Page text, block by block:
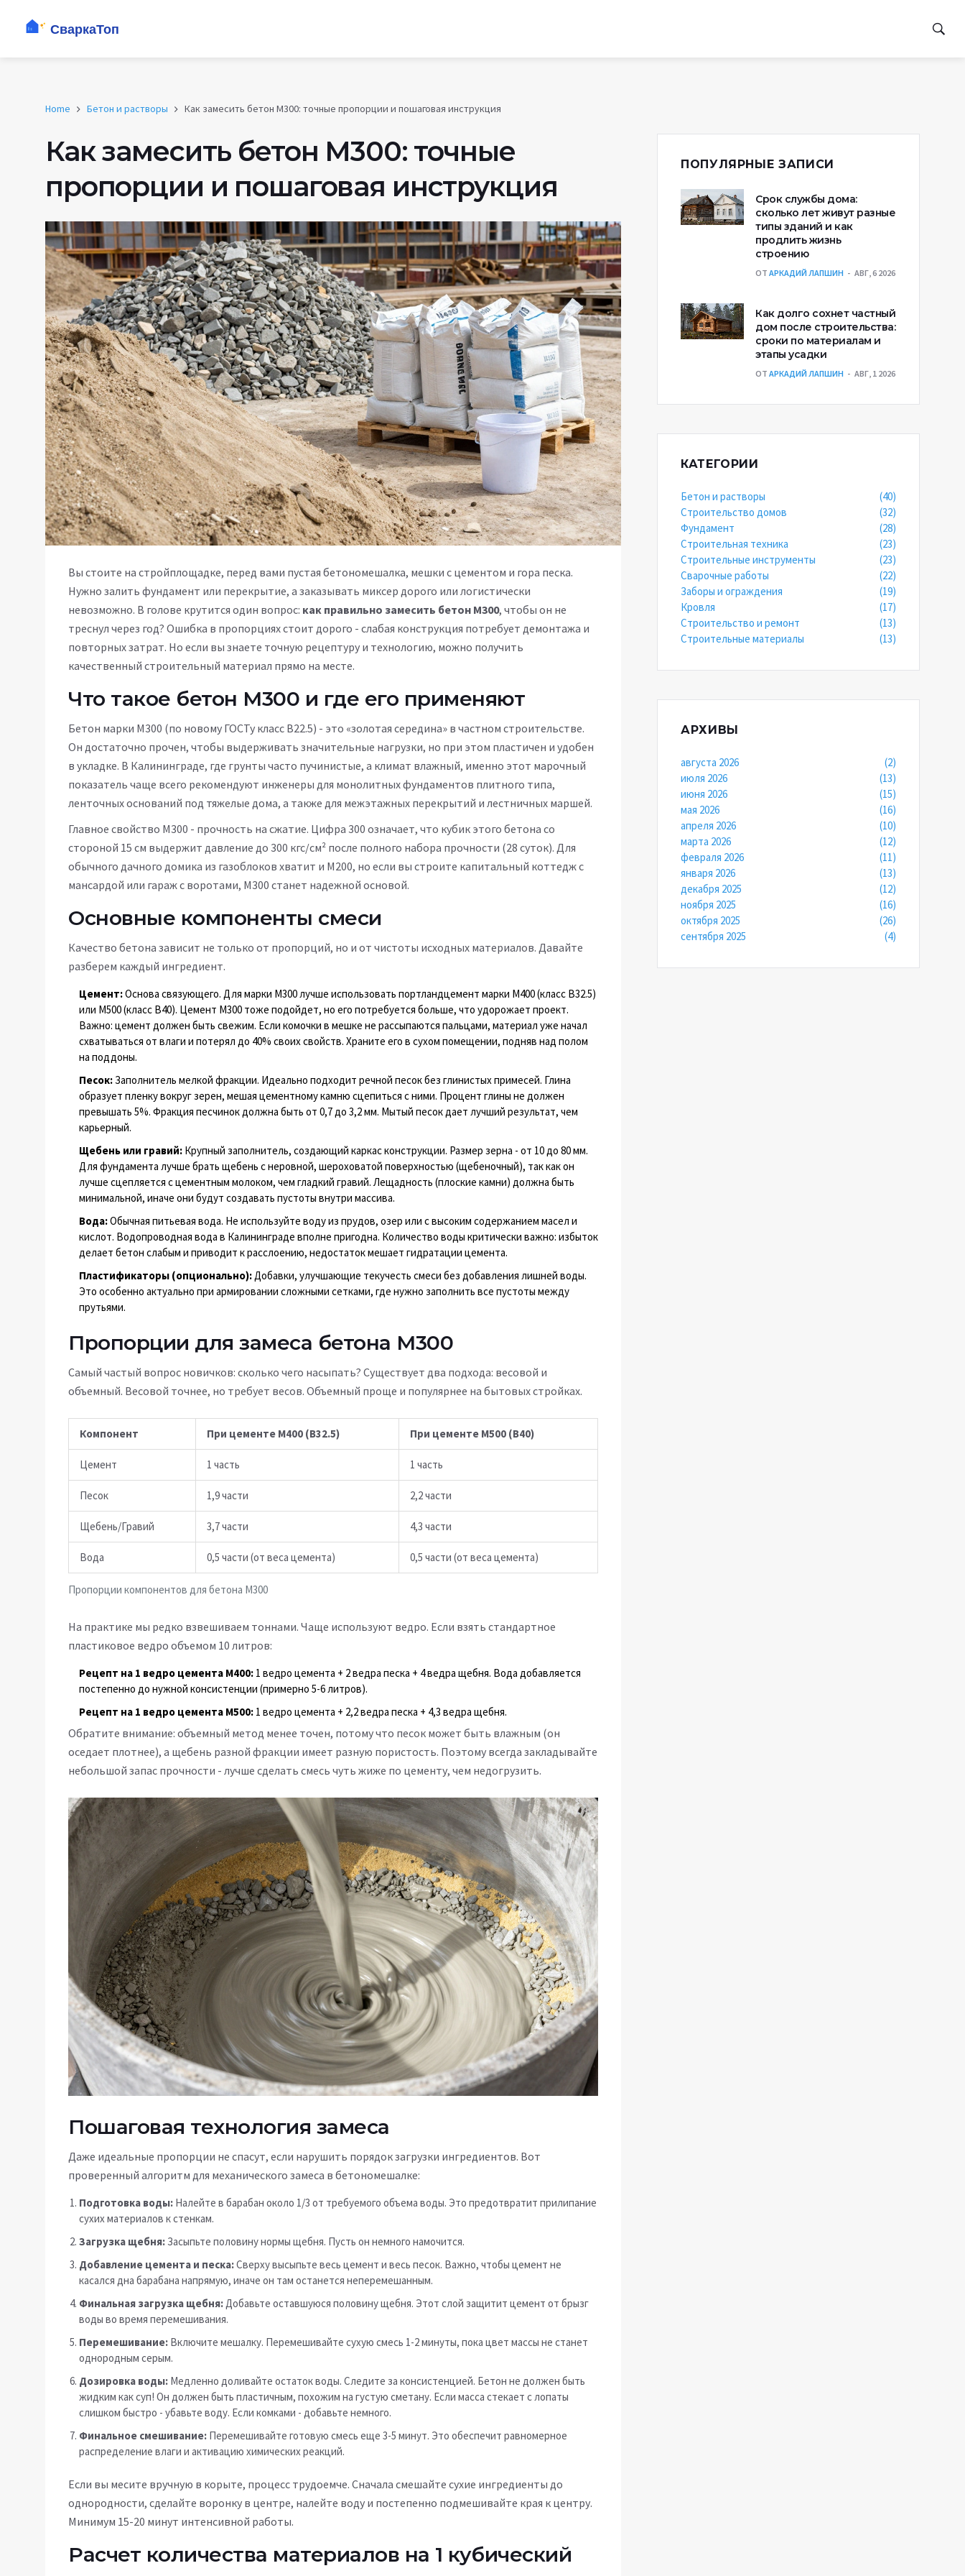
Home Бетон и растворы Как замесить бетон М300: точные пропорции и пошаговая инструкция
Как замесить бетон М300: точные
пропорции и пошаговая инструкция
Вы стоите на стройплощадке, перед вами пустая бетономешалка, мешки с цементом и гора песка.
Нужно залить фундамент или перекрытие, а заказывать миксер дорого или логистически
невозможно. В голове крутится один вопрос: как правильно замесить бетон М300, чтобы он не
треснул через год? Ошибка в пропорциях стоит дорого - слабая конструкция потребует демонтажа и
повторных затрат. Но если вы знаете точную рецептуру и технологию, можно получить
качественный строительный материал прямо на месте.
Что такое бетон М300 и где его применяют
Бетон марки М300 (по новому ГОСТу класс B22.5) - это «золотая середина» в частном строительстве.
Он достаточно прочен, чтобы выдерживать значительные нагрузки, но при этом пластичен и удобен
в укладке. В Калининграде, где грунты часто пучинистые, а климат влажный, именно этот марочный
показатель чаще всего рекомендуют инженеры для монолитных фундаментов плитного типа,
ленточных оснований под тяжелые дома, а также для межэтажных перекрытий и лестничных маршей.
Главное свойство М300 - прочность на сжатие. Цифра 300 означает, что кубик этого бетона со
стороной 15 см выдержит давление до 300 кгс/см² после полного набора прочности (28 суток). Для
обычного дачного домика из газоблоков хватит и М200, но если вы строите капитальный коттедж с
мансардой или гараж с воротами, М300 станет надежной основой.
Основные компоненты смеси
Качество бетона зависит не только от пропорций, но и от чистоты исходных материалов. Давайте
разберем каждый ингредиент.
Цемент:Основа связующего. Для марки М300 лучше использовать портландцемент марки М400 (класс B32.5)
или М500 (класс B40). Цемент М300 тоже подойдет, но его потребуется больше, что удорожает проект.
Важно: цемент должен быть свежим. Если комочки в мешке не рассыпаются пальцами, материал уже начал
схватываться от влаги и потерял до 40% своих свойств. Храните его в сухом помещении, подняв над полом
на поддоны.
Песок:Заполнитель мелкой фракции. Идеально подходит речной песок без глинистых примесей. Глина
образует пленку вокруг зерен, мешая цементному камню сцепиться с ними. Процент глины не должен
превышать 5%. Фракция песчинок должна быть от 0,7 до 3,2 мм. Мытый песок дает лучший результат, чем
карьерный.
Щебень или гравий: Крупный заполнитель, создающий каркас конструкции. Размер зерна - от 10 до 80 мм.
Для фундамента лучше брать щебень с неровной, шероховатой поверхностью (щебеночный), так как он
лучше сцепляется с цементным молоком, чем гладкий гравий. Лещадность (плоские камни) должна быть
минимальной, иначе они будут создавать пустоты внутри массива.
Вода:Обычная питьевая вода. Не используйте воду из прудов, озер или с высоким содержанием масел и
кислот. Водопроводная вода в Калининграде вполне пригодна. Количество воды критически важно: избыток
делает бетон слабым и приводит к расслоению, недостаток мешает гидратации цемента.
Пластификаторы (опционально):Добавки, улучшающие текучесть смеси без добавления лишней воды.
Это особенно актуально при армировании сложными сетками, где нужно заполнить все пустоты между
прутьями.
Пропорции для замеса бетона М300
Самый частый вопрос новичков: сколько чего насыпать? Существует два подхода: весовой и
объемный. Весовой точнее, но требует весов. Объемный проще и популярнее на бытовых стройках.
Пропорции компонентов для бетона М300
Компонент При цементе М400 (B32.5) При цементе М500 (B40)
Цемент 1 часть 1 часть
Песок 1,9 части 2,2 части
Щебень/Гравий 3,7 части 4,3 части
Вода 0,5 части (от веса цемента) 0,5 части (от веса цемента)
На практике мы редко взвешиваем тоннами. Чаще используют ведро. Если взять стандартное
пластиковое ведро объемом 10 литров:
Рецепт на 1 ведро цемента М400: 1 ведро цемента + 2 ведра песка + 4 ведра щебня. Вода добавляется
постепенно до нужной консистенции (примерно 5-6 литров).
Рецепт на 1 ведро цемента М500: 1 ведро цемента + 2,2 ведра песка + 4,3 ведра щебня.
Обратите внимание: объемный метод менее точен, потому что песок может быть влажным (он
оседает плотнее), а щебень разной фракции имеет разную пористость. Поэтому всегда закладывайте
небольшой запас прочности - лучше сделать смесь чуть жиже по цементу, чем недогрузить.
Пошаговая технология замеса
Даже идеальные пропорции не спасут, если нарушить порядок загрузки ингредиентов. Вот
проверенный алгоритм для механического замеса в бетономешалке:
Подготовка воды: Налейте в барабан около 1/3 от требуемого объема воды. Это предотвратит прилипание
сухих материалов к стенкам.
Загрузка щебня: Засыпьте половину нормы щебня. Пусть он немного намочится.
Добавление цемента и песка:Сверху высыпьте весь цемент и весь песок. Важно, чтобы цемент не
касался дна барабана напрямую, иначе он там останется неперемешанным.
Финальная загрузка щебня:Добавьте оставшуюся половину щебня. Этот слой защитит цемент от брызг
воды во время перемешивания.
Перемешивание: Включите мешалку. Перемешивайте сухую смесь 1-2 минуты, пока цвет массы не станет
однородным серым.
Дозировка воды: Медленно доливайте остаток воды. Следите за консистенцией. Бетон не должен быть
жидким как суп! Он должен быть пластичным, похожим на густую сметану. Если масса стекает с лопаты
слишком быстро - убавьте воду. Если комками - добавьте немного.
Финальное смешивание: Перемешивайте готовую смесь еще 3-5 минут. Это обеспечит равномерное
распределение влаги и активацию химических реакций.
Если вы месите вручную в корыте, процесс трудоемче. Сначала смешайте сухие ингредиенты до
однородности, сделайте воронку в центре, налейте воду и постепенно подмешивайте края к центру.
Минимум 15-20 минут интенсивной работы.
Расчет количества материалов на 1 кубический
ПОПУЛЯРНЫЕ ЗАПИСИ
Срок службы дома:
сколько лет живут разные
типы зданий и как
продлить жизнь
строению
ОТ АРКАДИЙ ЛАПШИН АВГ, 6 2026
Как долго сохнет частный
дом после строительства:
сроки по материалам и
этапы усадки
ОТ АРКАДИЙ ЛАПШИН АВГ, 1 2026
КАТЕГОРИИ
Бетон и растворы
(40)
Строительство домов
(32)
Фундамент
(28)
Строительная техника
(23)
Строительные инструменты
(23)
Сварочные работы
(22)
Заборы и ограждения
(19)
Кровля
(17)
Строительство и ремонт
(13)
Строительные материалы
(13)
АРХИВЫ
августа 2026
(2)
июля 2026
(13)
июня 2026
(15)
мая 2026
(16)
апреля 2026
(10)
марта 2026
(12)
февраля 2026
(11)
января 2026
(13)
декабря 2025
(12)
ноября 2025
(16)
октября 2025
(26)
сентября 2025
(4)